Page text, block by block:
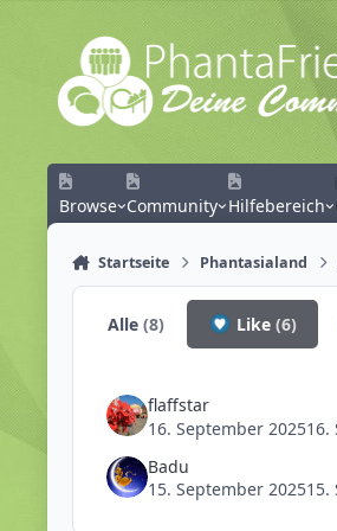
Zum Inhalt springen
Browse Community Hilfebereich
Startseite Phantasialand
Alle(8) Like (6)
flaffstar
16. September 202516.
Badu
15. September 202515.